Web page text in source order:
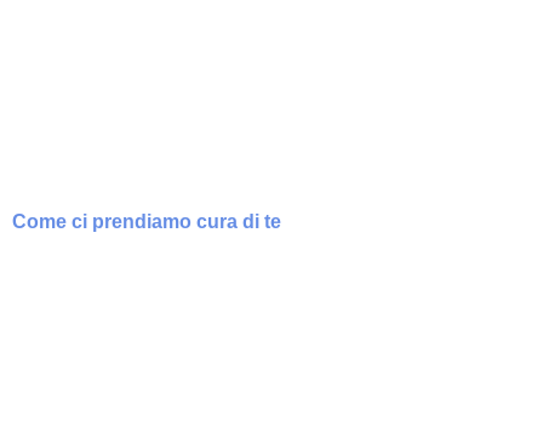
Come ci prendiamo cura di te